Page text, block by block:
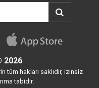
2026
tüm hakları saklıdır, izinsiz
tabidir.